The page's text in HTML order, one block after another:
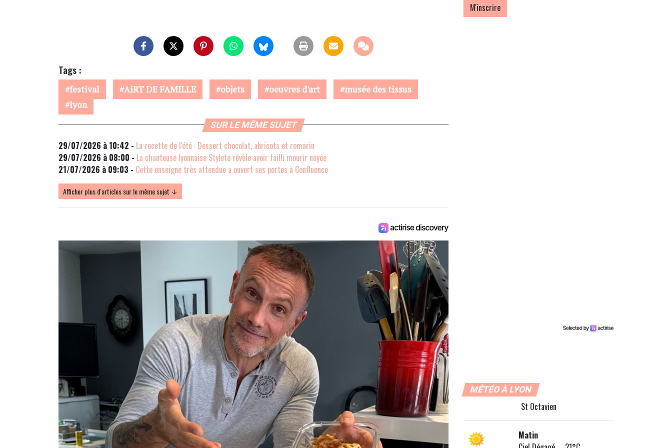
Tags :
festival AiRT DE FAMILLE objets oeuvres d'art
musée des tissus
lyon
SUR LE MÊME SUJET
29/07/2026 à 10:42 - La recette de l'été : Dessert chocolat, abricots et romarin
29/07/2026 à 08:00 - La chanteuse lyonnaise Styleto révèle avoir failli mourir noyée
21/07/2026 à 09:03 - Cette enseigne très attendue a ouvert ses portes à Confluence
Afficher plus d'articles sur le même sujet ↓
MÉTÉO À LYON
St Octavien
Matin